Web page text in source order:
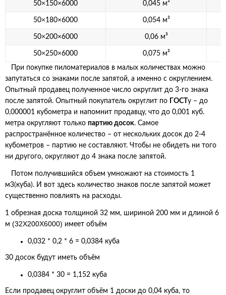
50×150×6000 0,045 м³
50×180×6000 0,054 м³
50×200×6000 0,06 м³
50×250×6000
0,075 м³
При покупке пиломатериалов в малых количествах можно
запутаться со знаками после запятой, а именно с округлением.
Опытный продавец полученное число округлит до 3-го знака
после запятой. Опытный покупатель округлит по
ГОСТ у – до
0,000001 кубометра и напомнит продавцу, что до 0,001 куб.
метра округляют только партию досок. Самое
распространённое количество – от нескольких досок до 2-4
кубометров – партию не составляют. Чтобы не обидеть ни того
ни другого, округляют до 4 знака после запятой.
Потом получившийся объем умножают на стоимость 1
м3(куба). И вот здесь количество знаков после запятой может
существенно повлиять на расходы.
1 обрезная доска толщиной 32 мм, шириной 200 мм и длиной 6
м (32Х200Х6000) имеет объём
0,032 * 0,2 * 6 = 0,0384 куба
30 досок будут иметь объём
0,0384 * 30 = 1,152 куба
Если продавец округлит объём 1 доски до 0,04 куба, то